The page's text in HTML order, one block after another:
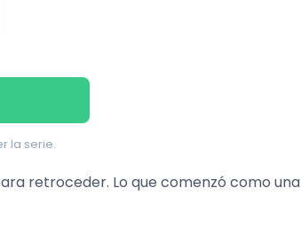
la serie.
retroceder. Lo que comenzó como una